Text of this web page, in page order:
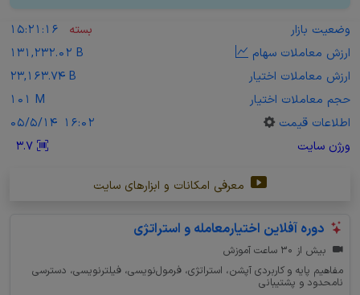
وضعیت بازار 15:21:16
بسته
ارزش معاملات سهام
131,232.02 B
ارزش معاملات اختیار
23,163.74 B
حجم معاملات اختیار
101 M
اطلاعات قیمت
05/5/14 16:02
ورژن سایت
3.7
معرفی امکانات و ابزارهای سایت
دوره آفلاین اختیارمعامله و استراتژی
بیش از ۳۰ ساعت آموزش
مفاهیم پایه و کاربردی آپشن، استراتژی، فرمول‌نویسی، فیلترنویسی، دسترسی
نامحدود و پشتیبانی